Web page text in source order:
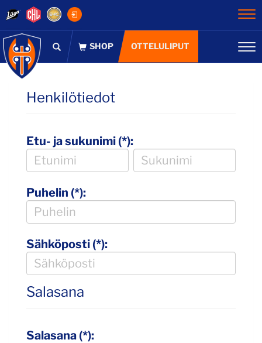
OTTELULIPUT
Henkilötiedot
Etu- ja sukunimi (*):
Puhelin (*):
Sähköposti (*):
Salasana
Salasana (*):